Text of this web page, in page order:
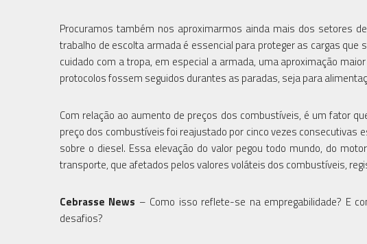
Procuramos também nos aproximarmos ainda mais dos setores
trabalho de escolta armada é essencial para proteger as cargas
cuidado com a tropa, em especial a armada, uma aproximação
protocolos fossem seguidos durantes as paradas, seja para
Com relação ao aumento de preços dos combustíveis, é um fator
preço dos combustíveis foi reajustado por cinco vezes consecutivas
sobre o diesel. Essa elevação do valor pegou todo mundo, do
transporte, que afetados pelos valores voláteis dos combustíveis,
Cebrasse News – Como isso reflete-se na empregabilidade? E
desafios?